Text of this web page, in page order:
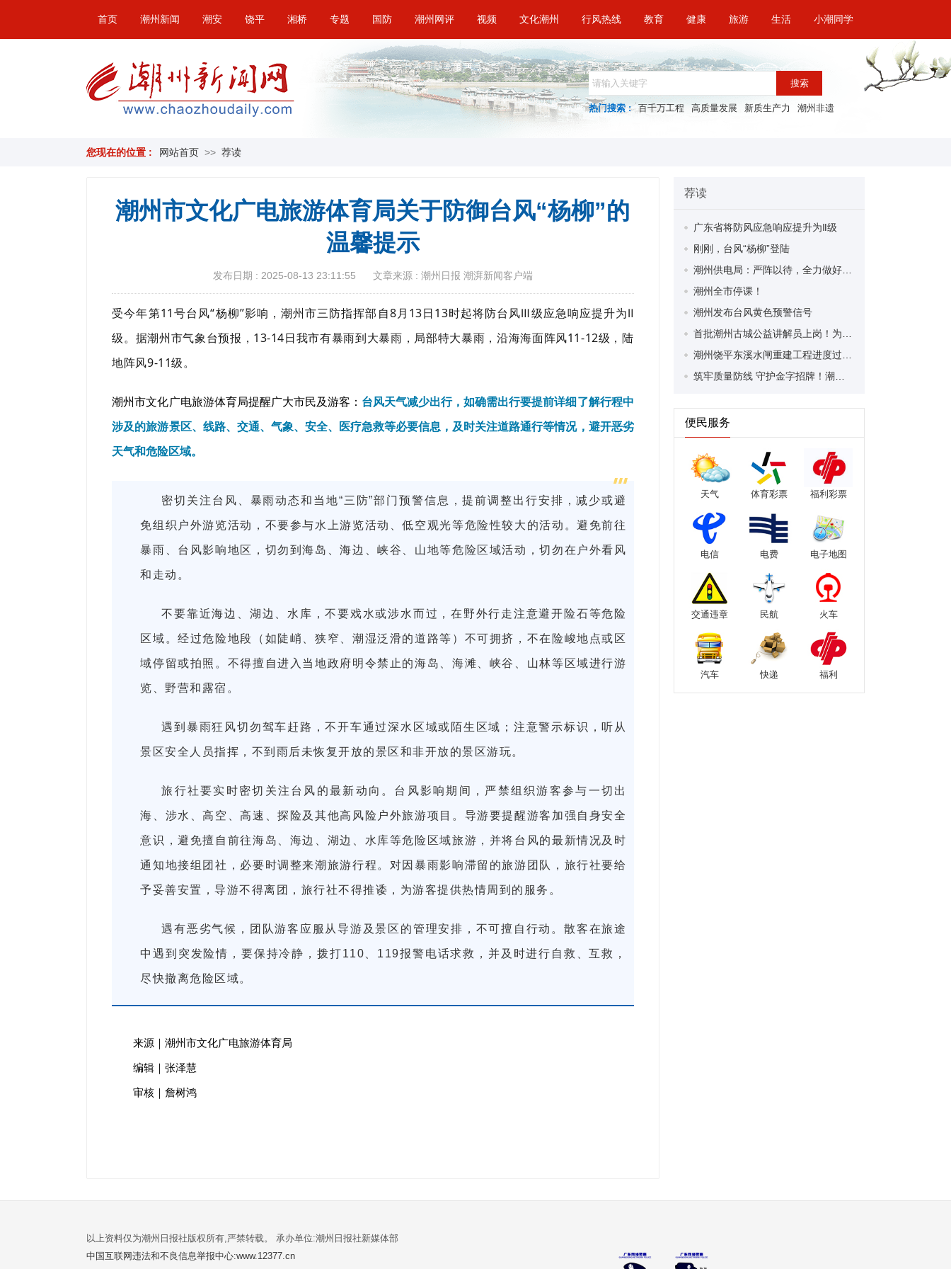
首页 潮州新闻 潮安 饶平 湘桥 专题 国防 潮州网评 视频 文化潮州 行风热线 教育 健康 旅游 生活 小潮同学
搜索
热门搜索 : 百千万工程 高质量发展 新质生产力 潮州非遗
您现在的位置 : 网站首页 >> 荐读
潮州市文化广电旅游体育局关于防御台风“杨柳”的
温馨提示
发布日期 : 2025-08-13 23:11:55 文章来源 : 潮州日报 潮湃新闻客户端
受今年第11号台风“杨柳”影响，潮州市三防指挥部自8月13日13时起将防台风Ⅲ级应急响应提升为Ⅱ
级。据潮州市气象台预报，13-14日我市有暴雨到大暴雨，局部特大暴雨，沿海海面阵风11-12级，陆
地阵风9-11级。
潮州市文化广电旅游体育局提醒广大市民及游客： 台风天气减少出行，如确需出行要提前详细了解行程中
涉及的旅游景区、 线路、交通、气象、安全、医疗急救等必要信息，及时关注道路通行等情况，避开恶劣
天气和危险区域。
密切关注台风、暴雨动态和当地“三防”部门预警信息，提前调整出行安排，减少或避
免组织户外游览活动，不要参与水上游览活动、低空观光等危险性较大的活动。避免前往
暴雨、台风影响地区，切勿到海岛、海边、峡谷、山地等危险区域活动，切勿在户外看风
和走动。
不要靠近海边、湖边、水库，不要戏水或涉水而过，在野外行走注意避开险石等危险
区域。经过危险地段（如陡峭、狭窄、潮湿泛滑的道路等）不可拥挤，不在险峻地点或区
域停留或拍照。不得擅自进入当地政府明令禁止的海岛、海滩、峡谷、山林等区域进行游
览、野营和露宿。
遇到暴雨狂风切勿驾车赶路，不开车通过深水区域或陌生区域；注意警示标识，听从
景区安全人员指挥，不到雨后未恢复开放的景区和非开放的景区游玩。
旅行社要实时密切关注台风的最新动向。台风影响期间，严禁组织游客参与一切出
海、涉水、高空、高速、探险及其他高风险户外旅游项目。导游要提醒游客加强自身安全
意识，避免擅自前往海岛、海边、湖边、水库等危险区域旅游，并将台风的最新情况及时
通知地接组团社，必要时调整来潮旅游行程。对因暴雨影响滞留的旅游团队，旅行社要给
予妥善安置，导游不得离团，旅行社不得推诿，为游客提供热情周到的服务。
遇有恶劣气候，团队游客应服从导游及景区的管理安排，不可擅自行动。散客在旅途
中遇到突发险情，要保持冷静，拨打110、119报警电话求救，并及时进行自救、互救，
尽快撤离危险区域。
来源｜潮州市文化广电旅游体育局
编辑｜张泽慧
审核｜詹树鸿
荐读
广东省将防风应急响应提升为Ⅱ级
刚刚，台风“杨柳”登陆
潮州全市停课！
潮州发布台风黄色预警信号
便民服务
天气 体育彩票 福利彩票
电信 电费 电子地图
交通违章 民航 火车
汽车 快递 福利
以上资料仅为潮州日报社版权所有,严禁转载。 承办单位:潮州日报社新媒体部
中国互联网违法和不良信息举报中心:www.12377.cn